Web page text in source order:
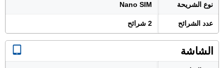
نوع الشريحة Nano SIM
عدد الشرائح 2 شرائح
الشاشة